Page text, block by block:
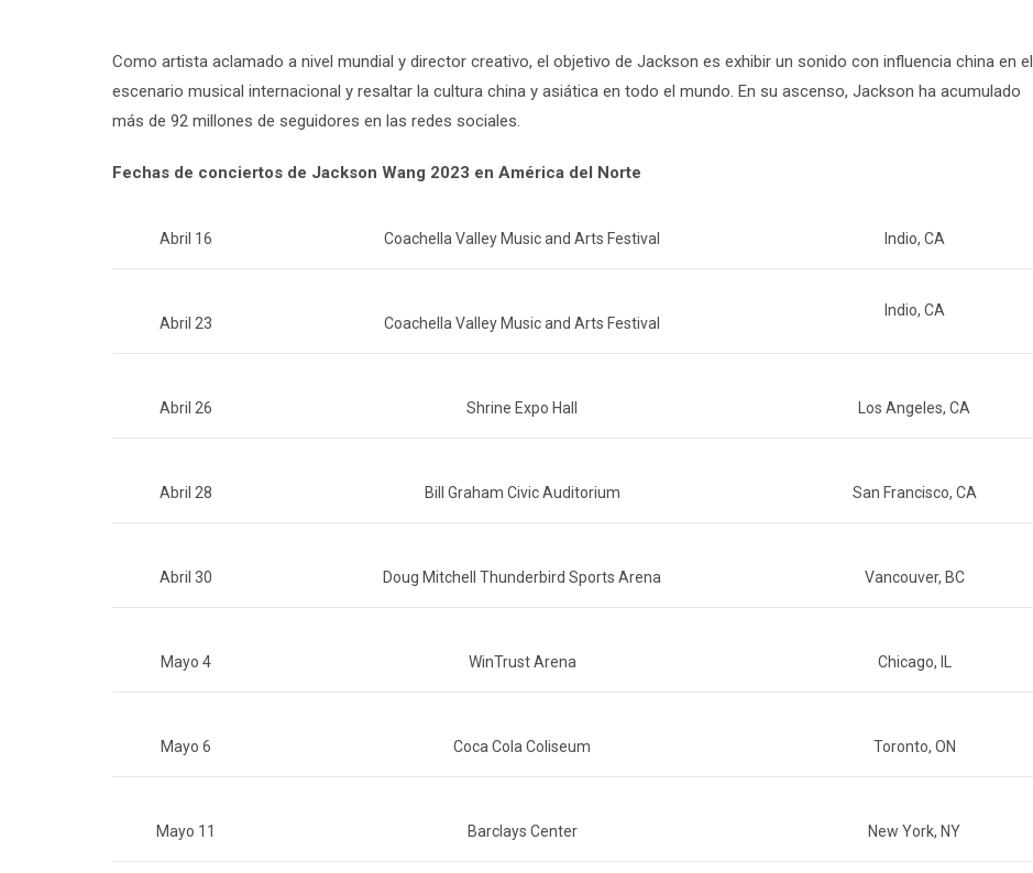
Como artista aclamado a nivel mundial y director creativo, el objetivo de Jackson es exhibir un sonido con influencia china en el
escenario musical internacional y resaltar la cultura china y asiática en todo el mundo. En su ascenso, Jackson ha acumulado
más de 92 millones de seguidores en las redes sociales.
Fechas de conciertos de Jackson Wang 2023 en América del Norte
Abril 16 Coachella Valley Music and Arts Festival Indio, CA
Abril 23 Coachella Valley Music and Arts Festival
Indio, CA
Abril 26 Shrine Expo Hall Los Angeles, CA
Abril 28 Bill Graham Civic Auditorium San Francisco, CA
Abril 30 Doug Mitchell Thunderbird Sports Arena Vancouver, BC
Mayo 4 WinTrust Arena Chicago, IL
Mayo 6 Coca Cola Coliseum Toronto, ON
Mayo 11 Barclays Center New York, NY